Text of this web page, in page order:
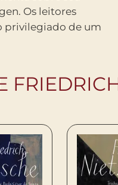
Os leitores
privilegiado de um
condicoes